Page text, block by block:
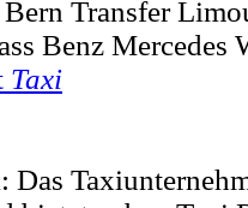
Transfer
Benz Mercedes
Taxi
Das